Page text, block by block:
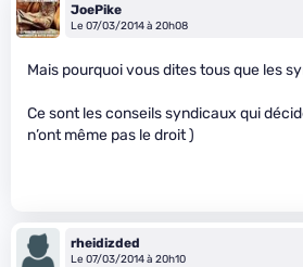
JoePike
Le 07/03/2014 à 20h08
Mais pourquoi vous dites tous que les
Ce sont les conseils syndicaux qui
n’ont même pas le droit )
rheidizded
Le 07/03/2014 à 20h10